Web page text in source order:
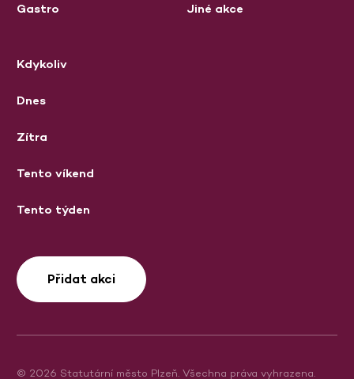
Gastro Jiné akce
Kdykoliv
Dnes
Zítra
Tento víkend
Tento týden
Přidat akci
© 2026 Statutární město Plzeň. Všechna práva vyhrazena.